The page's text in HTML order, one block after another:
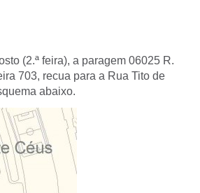
(2.ª feira), a paragem 06025 R.
703, recua para a Rua Tito de
abaixo.